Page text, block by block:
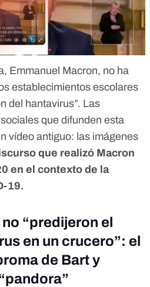
Emmanuel Macron, no ha
establecimientos escolares
del hantavirus”. Las
que difunden esta
vídeo antiguo: las imágenes
que realizó Macron
en el contexto de la
19.
“predijeron el
en un crucero”: el
de Bart y